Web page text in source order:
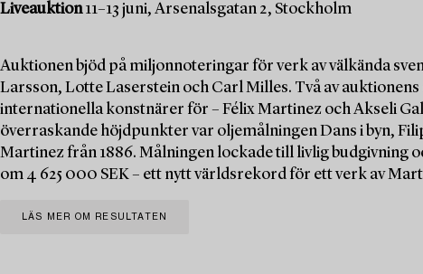
Liveauktion11–13 juni, Arsenalsgatan 2, Stockholm
Auktionen bjöd på miljonnoteringar för verk av välkända
Larsson, Lotte Laserstein och Carl Milles. Två av
internationella konstnärer för – Félix Martinez och Akseli
överraskande höjdpunkter var oljemålningen Dans i byn,
Martinez från 1886. Målningen lockade till livlig budgivning
om 4 625 000 SEK – ett nytt världsrekord för ett verk av
LÄS MER OM RESULTATEN